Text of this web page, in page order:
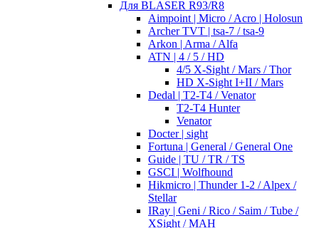
Для BLASER R93/R8
Aimpoint | Micro / Acro | Holosun
Archer TVT | tsa-7 / tsa-9
Arkon | Arma / Alfa
ATN | 4 / 5 / HD
4/5 X-Sight / Mars / Thor
HD X-Sight I+II / Mars
Dedal | T2-T4 / Venator
T2-T4 Hunter
Venator
Docter | sight
Fortuna | General / General One
Guide | TU / TR / TS
GSCI | Wolfhound
Hikmicro | Thunder 1-2 / Alpex /
Stellar
IRay | Geni / Rico / Saim / Tube /
XSight / MAH